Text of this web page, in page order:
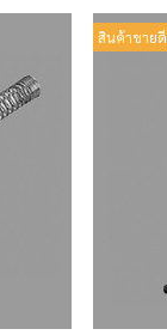
สินค้าขายดี